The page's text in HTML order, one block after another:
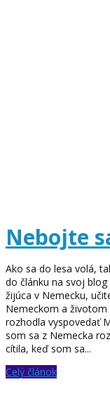
Nebojte
Ako sa do lesa volá,
do článku na svoj blog
žijúca v Nemecku,
Nemeckom a životom
rozhodla vyspovedať
som sa z Nemecka
cítila, keď som sa...
Celý článok